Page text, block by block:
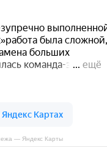
— Яндекс Карты